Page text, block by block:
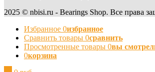
2025 © nbisi.ru - Bearings Shop. Все права
Избранное 0избранное
Сравнить товары 0сравнить
Просмотренные товары 0вы
0корзина